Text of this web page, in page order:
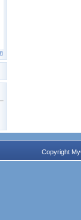
Copyright